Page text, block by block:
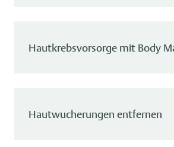
Hautkrebsvorsorge mit Body
Hautwucherungen entfernen